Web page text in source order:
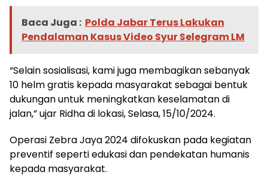
Baca Juga : Polda Jabar Terus Lakukan
Pendalaman Kasus Video Syur Selegram LM
“Selain sosialisasi, kami juga membagikan sebanyak
10 helm gratis kepada masyarakat sebagai bentuk
dukungan untuk meningkatkan keselamatan di
jalan,” ujar Ridha di lokasi, Selasa, 15/10/2024.
Operasi Zebra Jaya 2024 difokuskan pada kegiatan
preventif seperti edukasi dan pendekatan humanis
kepada masyarakat.